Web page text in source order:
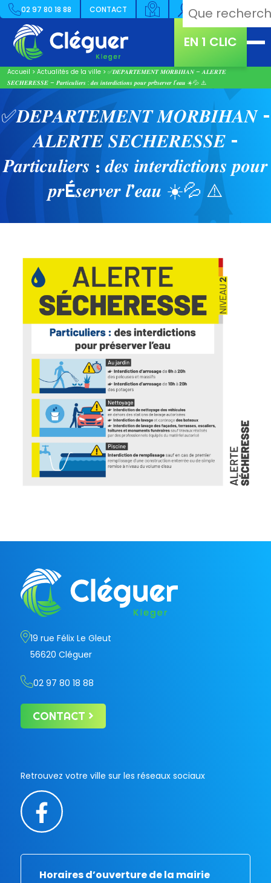
02 97 80 18 88 CONTACT
EN 1 CLIC
Accueil > Actualités de la ville > ✅​𝑫𝑬𝑷𝑨𝑹𝑻𝑬𝑴𝑬𝑵𝑻 𝑴𝑶𝑹𝑩𝑰𝑯𝑨𝑵 – 𝑨𝑳𝑬𝑹𝑻𝑬
𝑺𝑬𝑪𝑯𝑬𝑹𝑬𝑺𝑺𝑬 – 𝑷𝒂𝒓𝒕𝒊𝒄𝒖𝒍𝒊𝒆𝒓𝒔 : 𝒅𝒆𝒔 𝒊𝒏𝒕𝒆𝒓𝒅𝒊𝒄𝒕𝒊𝒐𝒏𝒔 𝒑𝒐𝒖𝒓 𝒑𝒓é𝒔𝒆𝒓𝒗𝒆𝒓 𝒍’𝒆𝒂𝒖 ☀️💦 ⚠️
✅​𝑫𝑬𝑷𝑨𝑹𝑻𝑬𝑴𝑬𝑵𝑻 𝑴𝑶𝑹𝑩𝑰𝑯𝑨𝑵 –
𝑨𝑳𝑬𝑹𝑻𝑬 𝑺𝑬𝑪𝑯𝑬𝑹𝑬𝑺𝑺𝑬 –
𝑷𝒂𝒓𝒕𝒊𝒄𝒖𝒍𝒊𝒆𝒓𝒔 : 𝒅𝒆𝒔 𝒊𝒏𝒕𝒆𝒓𝒅𝒊𝒄𝒕𝒊𝒐𝒏𝒔 𝒑𝒐𝒖𝒓
𝒑𝒓É𝒔𝒆𝒓𝒗𝒆𝒓 𝒍’𝒆𝒂𝒖 ☀️💦 ⚠️
19 rue Félix Le Gleut
56620 Cléguer
02 97 80 18 88
CONTACT
Retrouvez votre ville sur les réseaux sociaux
Horaires d’ouverture de la mairie